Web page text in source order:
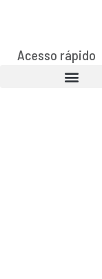
Acesso rápido